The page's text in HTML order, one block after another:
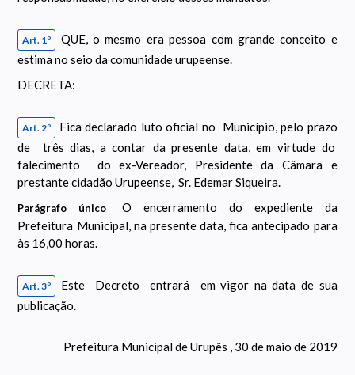
Art. 1º
QUE, o mesmo era pessoa com grande conceito e
estima no seio da comunidade urupeense.
DECRETA:
Art. 2º
Fica declarado luto oficial no Município, pelo prazo
de três dias, a contar da presente data, em virtude do
falecimento do ex-Vereador, Presidente da Câmara e
prestante cidadão Urupeense, Sr. Edemar Siqueira.
Parágrafo único
O encerramento do expediente da
Prefeitura Municipal, na presente data, fica antecipado para
às 16,00 horas.
Art. 3º
Este Decreto entrará em vigor na data de sua
publicação.
Prefeitura Municipal de Urupês , 30 de maio de 2019